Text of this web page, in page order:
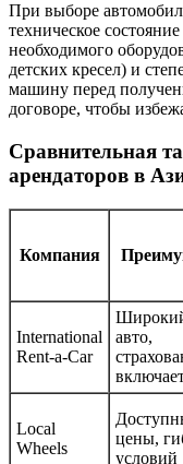
При выборе
техническое
необходимого
детских кресел) и
машину перед
договоре, чтобы
Сравнительная
арендаторов в
Компания
International
Rent-a-Car
авто,
Local
Wheels
цены,
условий